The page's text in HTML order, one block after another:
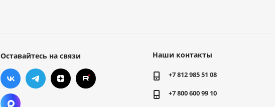
Оставайтесь на связи Наши контакты
+7 812 985 51 08
+7 800 600 99 10